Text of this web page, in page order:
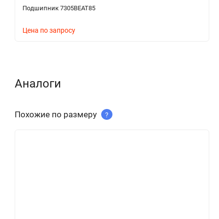
Подшипник 7305BEAT85
Цена по запросу
Аналоги
Похожие по размеру ?